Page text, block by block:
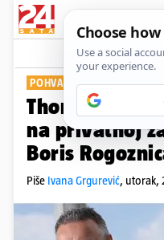
POHVALIO SE NA
Thompson
na privatnoj
Boris
Piše Ivana Grgurević, utorak,